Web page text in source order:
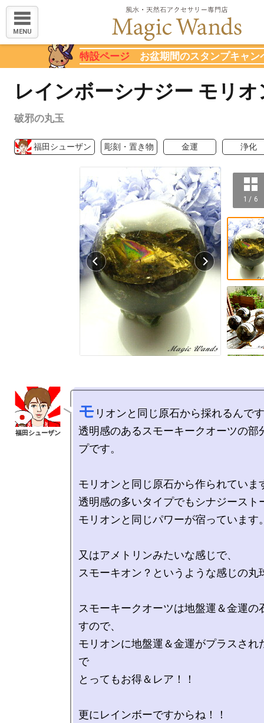
MENU
特設ページ お盆期間のスタンプキャン
レインボーシナジー モリオ
破邪の丸玉
福田シューザン 彫刻・置き物 金運 浄化
1 / 6
モ リオンと同じ原石から採れるんで
透明感のあるスモーキークオーツの部
プです。
モリオンと同じ原石から作られていま
透明感の多いタイプでもシナジースト
モリオンと同じパワーが宿っています
又はアメトリンみたいな感じで、
スモーキオン？というような感じの丸
スモーキークオーツは地盤運＆金運の
すので、
モリオンに地盤運＆金運がプラスされ
で
とってもお得＆レア！！
更にレインボーですからね！！